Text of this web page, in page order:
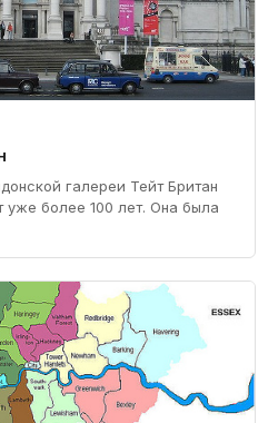
галереи Тейт Британ
уже более 100 лет. Она была